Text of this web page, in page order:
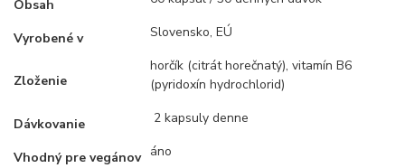
Obsah
Vyrobené v Slovensko, EÚ
Zloženie
horčík (citrát horečnatý), vitamín B6
(pyridoxín hydrochlorid)
Dávkovanie 2 kapsuly denne
Vhodný pre vegánov áno